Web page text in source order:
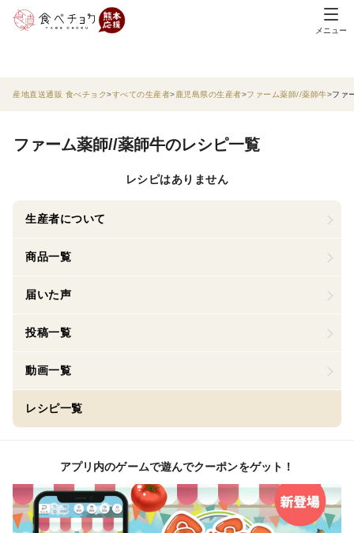
メニュー
産地直送通販 食べチョク すべての生産者 鹿児島県の生産者 ファーム薬師//薬師牛 ファ
ファーム薬師//薬師牛のレシピ一覧
レシピはありません
生産者について
商品一覧
届いた声
投稿一覧
動画一覧
レシピ一覧
アプリ内のゲームで遊んでクーポンをゲット！